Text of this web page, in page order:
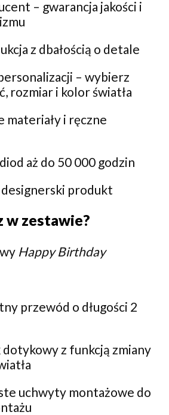
– gwarancja jakości i
z dbałością o detale
– wybierz
rozmiar i kolor światła
materiały i ręczne
aż do 50 000 godzin
produkt
w zestawie?
Happy Birthday
przewód o długości 2
dotykowy z funkcją zmiany
uchwyty montażowe do